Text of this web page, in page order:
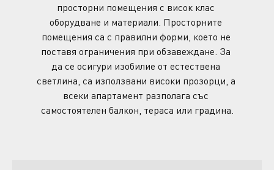
просторни помещения с висок клас
оборудване и материали. Просторните
помещения са с правилни форми, което не
поставя ограничения при обзавеждане. За
да се осигури изобилие от естествена
светлина, са използвани високи прозорци, а
всеки апартамент разполага със
самостоятелен балкон, тераса или градина.